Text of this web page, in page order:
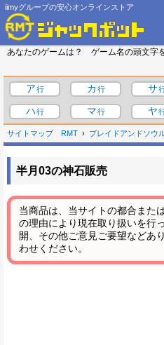
iimyグループの安心オンラインストア
あなたのゲームは？ ゲーム名の頭文字
ア
カ サ
ハ
マ ヤ
サイトマップ RMT ブレイドアンドソウ
半月03の神石販売
当商品は、当サイトの都合また
の理由により現在取り扱いを行
開、その他ご意見ご要望などあ
わせください。